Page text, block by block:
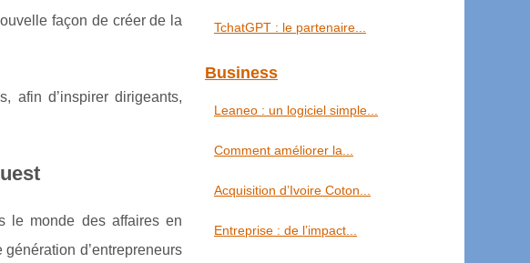
façon de créer de la
afin d’inspirer dirigeants,
le monde des affaires en
d’entrepreneurs
TchatGPT : le partenaire...
Business
Leaneo : un logiciel simple...
Comment améliorer la...
Acquisition d’Ivoire Coton...
Entreprise : de l’impact...